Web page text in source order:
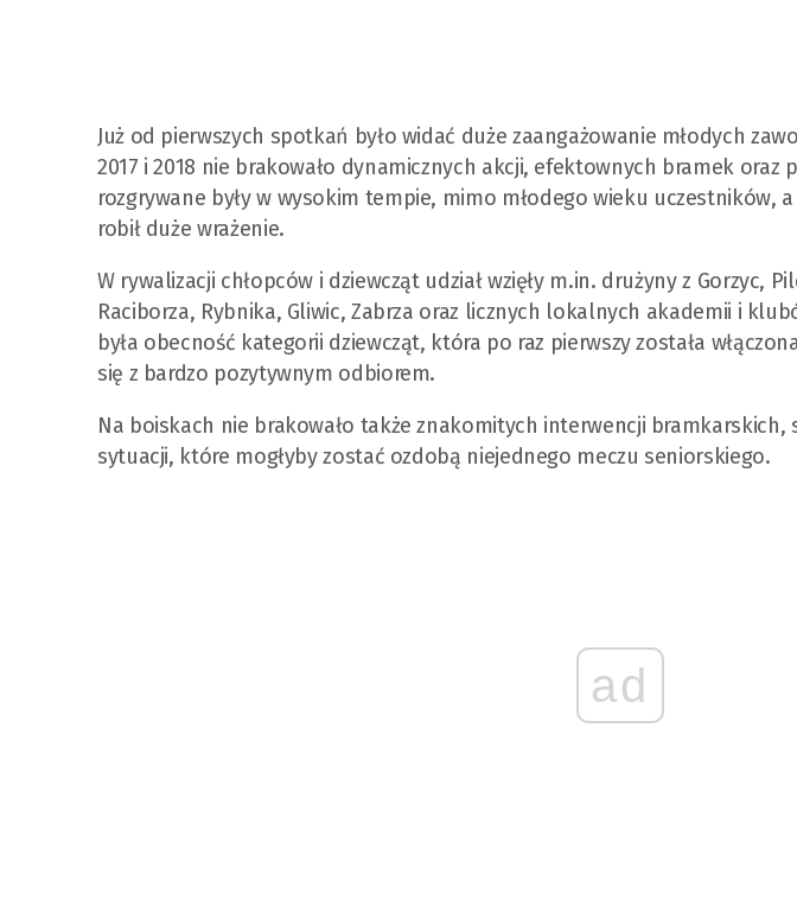
Już od pierwszych spotkań było widać duże zaangażowanie młodych
2017 i 2018 nie brakowało dynamicznych akcji, efektownych bramek oraz
rozgrywane były w wysokim tempie, mimo młodego wieku uczestników,
robił duże wrażenie.
W rywalizacji chłopców i dziewcząt udział wzięły m.in. drużyny z Gorzyc,
Raciborza, Rybnika, Gliwic, Zabrza oraz licznych lokalnych akademii i
była obecność kategorii dziewcząt, która po raz pierwszy została
się z bardzo pozytywnym odbiorem.
Na boiskach nie brakowało także znakomitych interwencji bramkarskich,
sytuacji, które mogłyby zostać ozdobą niejednego meczu seniorskiego.
ad